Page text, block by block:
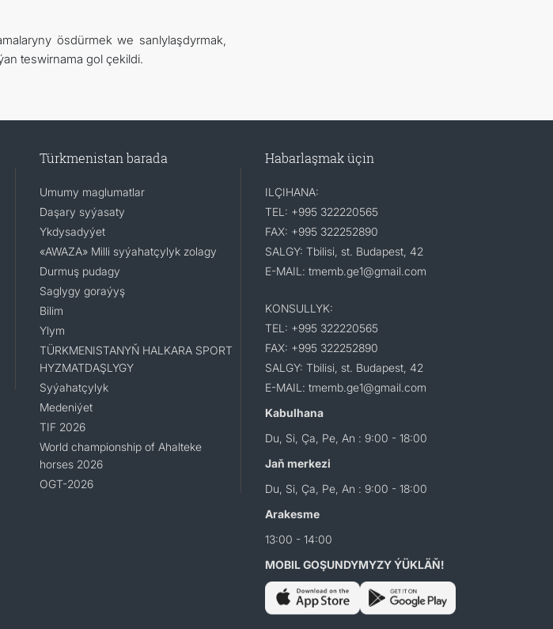
ösdürmek we sanlylaşdyrmak,
teswirnama gol çekildi.
Türkmenistan barada
Umumy maglumatlar
Daşary syýasaty
Ykdysadyýet
«AWAZA» Milli syýahatçylyk zolagy
Durmuş pudagy
Saglygy goraýyş
Bilim
Ylym
TÜRKMENISTANYŇ HALKARA SPORT
HYZMATDAŞLYGY
Syýahatçylyk
Medeniýet
TIF 2026
World championship of Ahalteke
horses 2026
OGT-2026
Habarlaşmak üçin
ILÇIHANA:
TEL: +995 322220565
FAX: +995 322252890
SALGY: Tbilisi, st. Budapest, 42
E-MAIL: tmemb.ge1@gmail.com
KONSULLYK:
TEL: +995 322220565
FAX: +995 322252890
SALGY: Tbilisi, st. Budapest, 42
E-MAIL: tmemb.ge1@gmail.com
Kabulhana
Du, Si, Ça, Pe, An : 9:00 - 18:00
Jaň merkezi
Du, Si, Ça, Pe, An : 9:00 - 18:00
Arakesme
13:00 - 14:00
MOBIL GOŞUNDYMYZY ÝÜKLÄŇ!